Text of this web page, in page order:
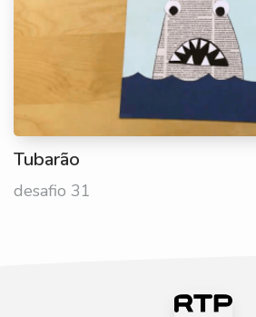
Tubarão
desafio 31